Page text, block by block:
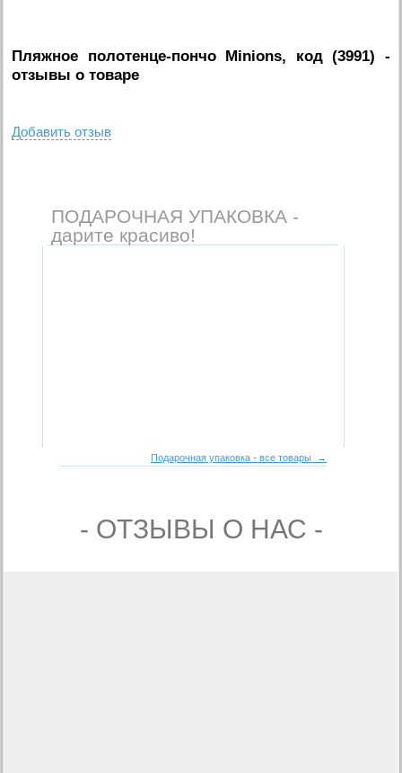
Пляжное полотенце-пончо Minions, код (3991) -
отзывы о товаре
Добавить отзыв
ПОДАРОЧНАЯ УПАКОВКА -
дарите красиво!
Подарочная упаковка - все товары →
- ОТЗЫВЫ О НАС -